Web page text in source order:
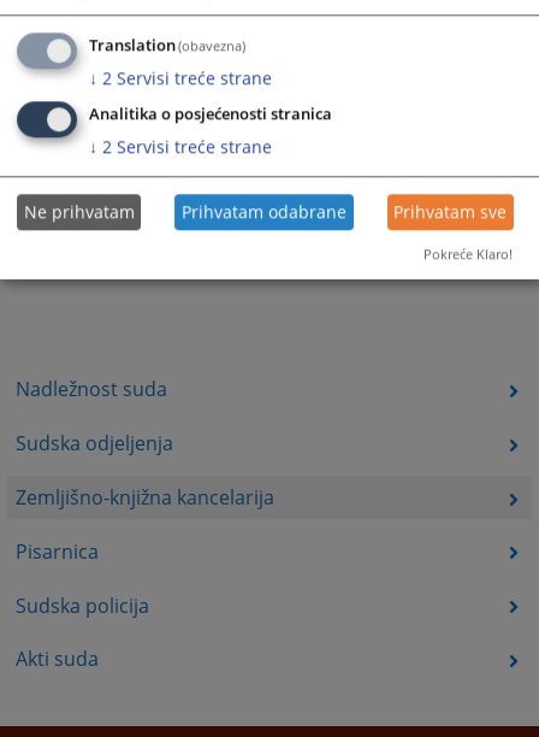
Nadležnost suda
Sudska odjeljenja
Zemljišno-knjižna kancelarija
Pisarnica
Sudska policija
Akti suda
Translation(obavezna)
↓ 2 Servisi treće strane
Analitika o posjećenosti stranica
↓ 2 Servisi treće strane
Ne prihvatam Prihvatam odabrane Prihvatam sve
Pokreće Klaro!